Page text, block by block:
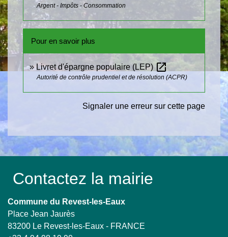
Argent - Impôts - Consommation
Pour en savoir plus
Livret d'épargne populaire (LEP) open_in_new
Autorité de contrôle prudentiel et de résolution (ACPR)
Signaler une erreur sur cette page
Contactez la mairie
Commune du Revest-les-Eaux
Place Jean Jaurès
83200 Le Revest-les-Eaux - FRANCE